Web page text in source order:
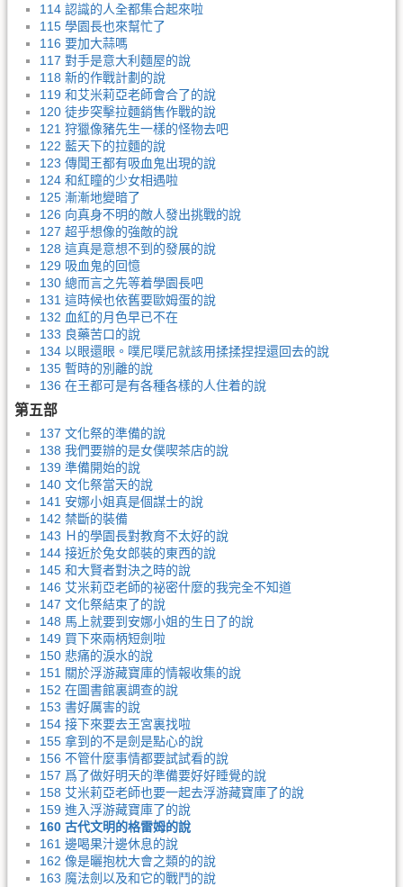
114 認識的人全都集合起來啦
115 學園長也來幫忙了
116 要加大蒜嗎
117 對手是意大利麵屋的說
118 新的作戰計劃的說
119 和艾米莉亞老師會合了的說
120 徒步突擊拉麵銷售作戰的說
121 狩獵像豬先生一樣的怪物去吧
122 藍天下的拉麵的說
123 傳聞王都有吸血鬼出現的說
124 和紅瞳的少女相遇啦
125 漸漸地變暗了
126 向真身不明的敵人發出挑戰的說
127 超乎想像的強敵的說
128 這真是意想不到的發展的說
129 吸血鬼的回憶
130 總而言之先等着學園長吧
131 這時候也依舊要歐姆蛋的說
132 血紅的月色早已不在
133 良藥苦口的說
134 以眼還眼。噗尼噗尼就該用揉揉捏捏還回去的說
135 暫時的別離的說
136 在王都可是有各種各樣的人住着的說
第五部
137 文化祭的準備的說
138 我們要辦的是女僕喫茶店的說
139 準備開始的說
140 文化祭當天的說
141 安娜小姐真是個謀士的說
142 禁斷的裝備
143 Ｈ的學園長對教育不太好的說
144 接近於兔女郎裝的東西的說
145 和大賢者對決之時的說
146 艾米莉亞老師的祕密什麼的我完全不知道
147 文化祭結束了的說
148 馬上就要到安娜小姐的生日了的說
149 買下來兩柄短劍啦
150 悲痛的淚水的說
151 關於浮游藏寶庫的情報收集的說
152 在圖書館裏調查的說
153 書好厲害的說
154 接下來要去王宮裏找啦
155 拿到的不是劍是點心的說
156 不管什麼事情都要試試看的說
157 爲了做好明天的準備要好好睡覺的說
158 艾米莉亞老師也要一起去浮游藏寶庫了的說
159 進入浮游藏寶庫了的說
160 古代文明的格雷姆的說
161 邊喝果汁邊休息的說
162 像是曬抱枕大會之類的的說
163 魔法劍以及和它的戰鬥的說